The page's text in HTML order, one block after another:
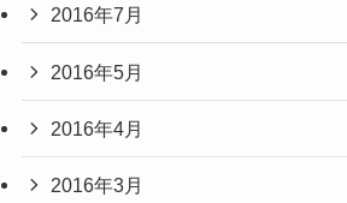
2016年7月
2016年5月
2016年4月
2016年3月